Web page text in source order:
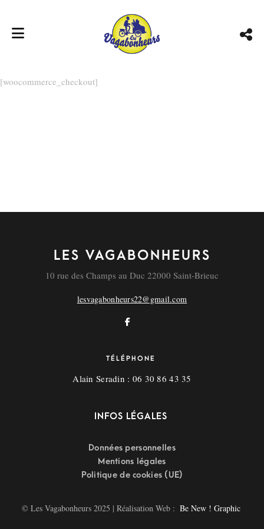
[woocommerce_checkout]
LES VAGABONHEURS
10 rue des Champs au Duc 22000 Saint-Brieuc
lesvagabonheurs22@gmail.com
TÉLÉPHONE
Alain Seradin : 06 30 86 43 35
INFOS LÉGALES
Données personnelles
Mentions légales
Politique de cookies (UE)
© Les Vagabonheurs 2025 | Réalisation Web : Be New ! Graphic